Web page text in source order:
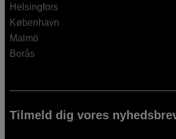
Helsingfors
København
Malmö
Borås
Tilmeld dig vores